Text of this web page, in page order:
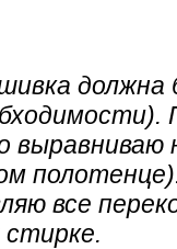
все
стирке.